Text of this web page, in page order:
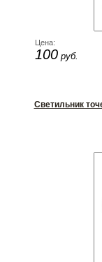
Цена:
100 руб.
Светильник